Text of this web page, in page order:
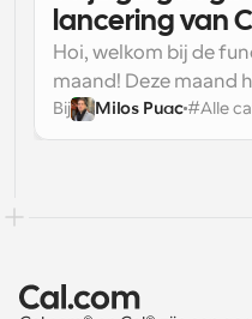
onze recente
gestuurde pentests
wordt die kloof
moderne applicaties
ze zijn voortdurend
lancering van
aangepast
configuratie en
Hoi, welkom bij de
maand! Deze maand
een paar belangrijke
verbeteren:
Bij Milos Puac #Alle